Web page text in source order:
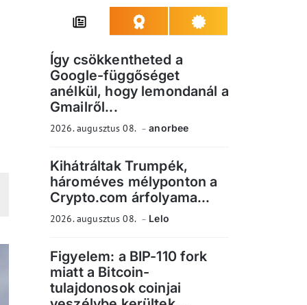
Így csökkentheted a
Google-függőséget
anélkül, hogy lemondanál a
Gmailről...
2026. augusztus 08. anorbee
Kihátráltak Trumpék,
hároméves mélyponton a
Crypto.com árfolyama...
2026. augusztus 08. Lelo
Figyelem: a BIP-110 fork
miatt a Bitcoin-
tulajdonosok coinjai